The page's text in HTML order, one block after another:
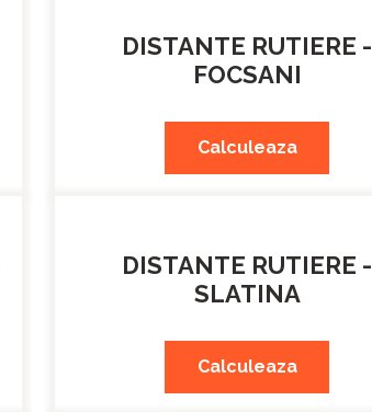
DISTANTE RUTIERE -
FOCSANI
Calculeaza
DISTANTE RUTIERE -
SLATINA
Calculeaza